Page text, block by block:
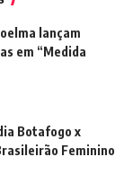
lançam
em “Medida
Botafogo x
Feminino